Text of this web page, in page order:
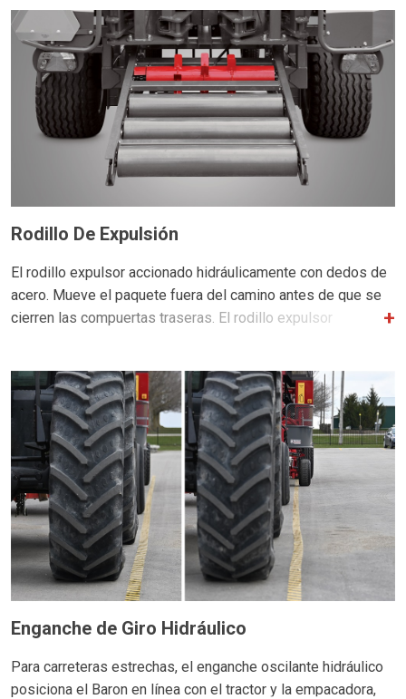
pinza.
Rodillo De Expulsión
El rodillo expulsor accionado hidráulicamente con dedos de
acero. Mueve el paquete fuera del camino antes de que se
cierren las compuertas traseras. El rodillo expulsor
de 18 paquetes / 9 paquetes.
Enganche de Giro Hidráulico
Para carreteras estrechas, el enganche oscilante hidráulico
posiciona el Baron en línea con el tractor y la empacadora,